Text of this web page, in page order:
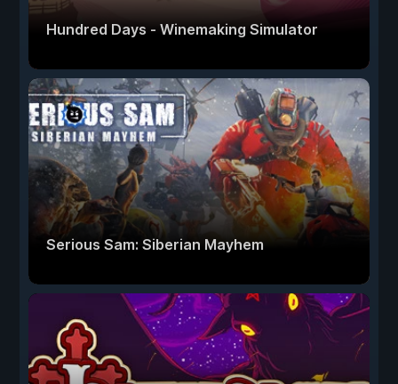
Hundred Days - Winemaking Simulator
Serious Sam: Siberian Mayhem